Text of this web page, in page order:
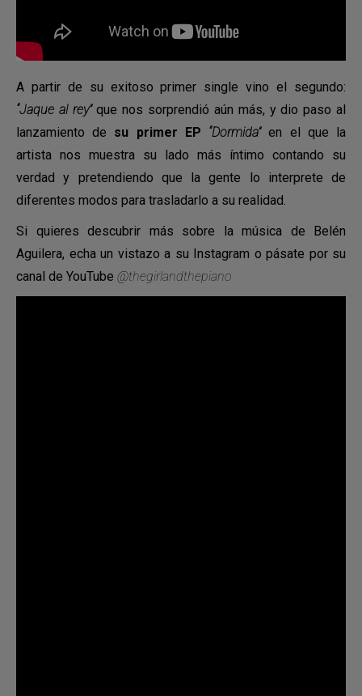
A partir de su exitoso primer single vino el segundo:
“Jaque al rey”que nos sorprendió aún más, y dio paso al
lanzamiento de su primer EP “Dormida”en el que la
artista nos muestra su lado más íntimo contando su
verdad y pretendiendo que la gente lo interprete de
diferentes modos para trasladarlo a su realidad.
Si quieres descubrir más sobre la música de Belén
Aguilera, echa un vistazo a su Instagram o pásate por su
canal de YouTube @thegirlandthepiano